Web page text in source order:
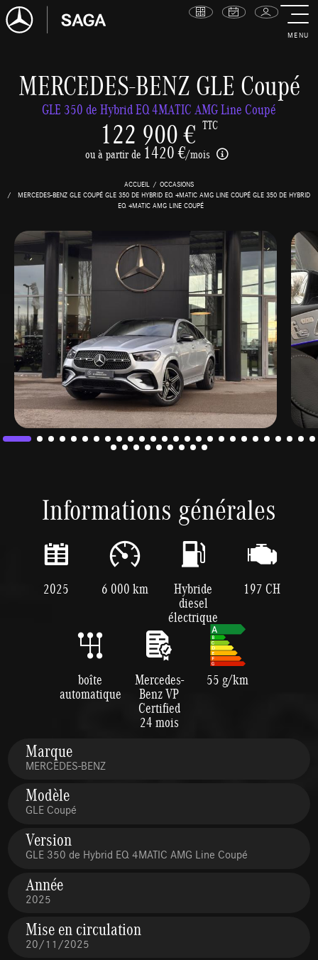
MENU
MERCEDES-BENZ GLE Coupé
GLE 350 de Hybrid EQ 4MATIC AMG Line Coupé
122 900 € TTC
ou à partir de 1420 €/mois
ACCUEIL
OCCASIONS
MERCEDES-BENZ GLE COUPÉ GLE 350 DE HYBRID EQ 4MATIC AMG LINE COUPÉ GLE 350 DE HYBRID
EQ 4MATIC AMG LINE COUPÉ
Informations générales
2025 6 000 km Hybride
diesel
électrique
197 CH
boîte
automatique
Mercedes-
Benz VP
Certified
24 mois
55 g/km
Marque
MERCEDES-BENZ
Modèle
GLE Coupé
Version
GLE 350 de Hybrid EQ 4MATIC AMG Line Coupé
Année
2025
Mise en circulation
20/11/2025